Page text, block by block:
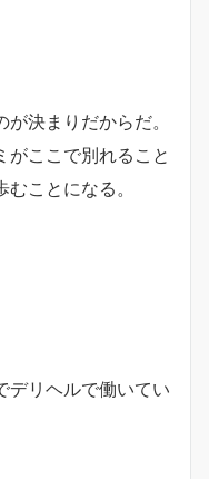
決まりだからだ。
がここで別れること
ことになる。
デリヘルで働いてい